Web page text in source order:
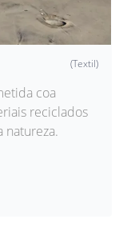
(Textil)
coa
reciclados
natureza.